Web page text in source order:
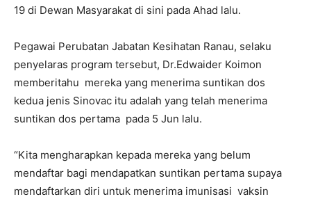
19 di Dewan Masyarakat di sini pada Ahad lalu.
Pegawai Perubatan Jabatan Kesihatan Ranau, selaku
penyelaras program tersebut, Dr.Edwaider Koimon
memberitahu mereka yang menerima suntikan dos
kedua jenis Sinovac itu adalah yang telah menerima
suntikan dos pertama pada 5 Jun lalu.
“Kita mengharapkan kepada mereka yang belum
mendaftar bagi mendapatkan suntikan pertama supaya
mendaftarkan diri untuk menerima imunisasi vaksin